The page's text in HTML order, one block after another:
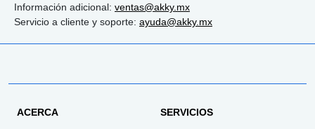
Información adicional: ventas@akky.mx
Servicio a cliente y soporte: ayuda@akky.mx
ACERCA SERVICIOS